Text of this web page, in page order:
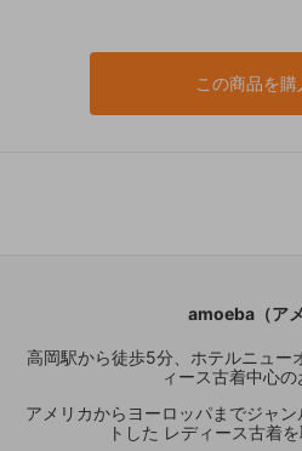
この商品を購
amoeba（アメ
高岡駅から徒歩5分、ホテルニュー
ィース古着中心の
アメリカからヨーロッパまでジャ
トした レディース古着